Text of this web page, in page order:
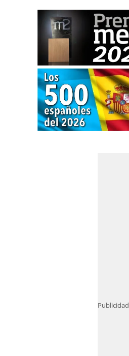
Publicidad